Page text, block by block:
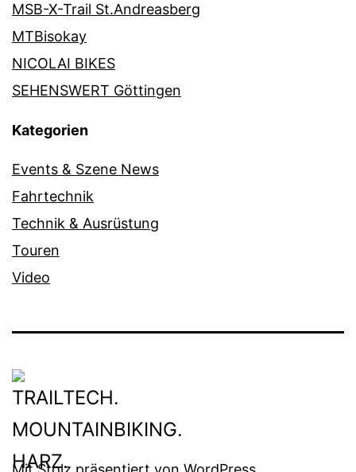
MSB-X-Trail St.Andreasberg
MTBisokay
NICOLAI BIKES
SEHENSWERT Göttingen
Kategorien
Events & Szene News
Fahrtechnik
Technik & Ausrüstung
Touren
Video